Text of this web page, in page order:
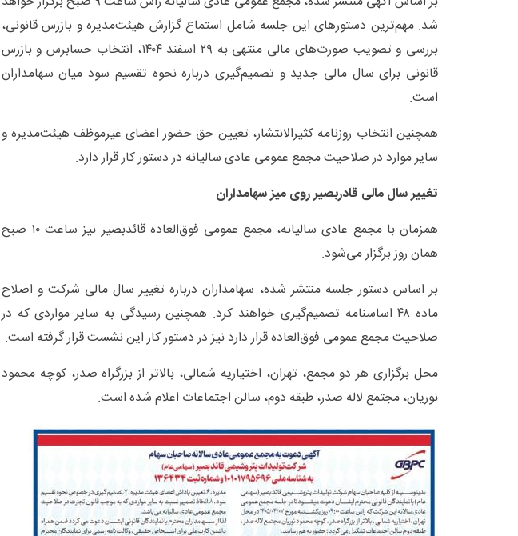
شد. مهم‌ترین دستورهای این جلسه شامل استماع گزارش هیئت‌مدیره و بازرس قانونی،
بررسی و تصویب صورت‌های مالی منتهی به ۲۹ اسفند ۱۴۰۴، انتخاب حسابرس و بازرس
قانونی برای سال مالی جدید و تصمیم‌گیری درباره نحوه تقسیم سود میان سهامداران
است.
همچنین انتخاب روزنامه کثیرالانتشار، تعیین حق حضور اعضای غیرموظف هیئت‌مدیره و
سایر موارد در صلاحیت مجمع عمومی عادی سالیانه در دستور کار قرار دارد.
تغییر سال مالی قادربصیر روی میز سهامداران
همزمان با مجمع عادی سالیانه، مجمع عمومی فوق‌العاده قائدبصیر نیز ساعت ۱۰ صبح
همان روز برگزار می‌شود.
بر اساس دستور جلسه منتشر شده، سهامداران درباره تغییر سال مالی شرکت و اصلاح
ماده ۴۸ اساسنامه تصمیم‌گیری خواهند کرد. همچنین رسیدگی به سایر مواردی که در
صلاحیت مجمع عمومی فوق‌العاده قرار دارد نیز در دستور کار این نشست قرار گرفته است.
محل برگزاری هر دو مجمع، تهران، اختیاریه شمالی، بالاتر از بزرگراه صدر، کوچه محمود
نوریان، مجتمع لاله صدر، طبقه دوم، سالن اجتماعات اعلام شده است.